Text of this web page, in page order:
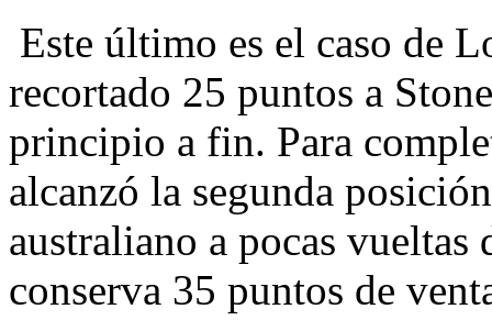
Este último es el caso de
recortado 25 puntos a
principio a fin. Para
alcanzó la segunda
australiano a pocas
conserva 35 puntos de